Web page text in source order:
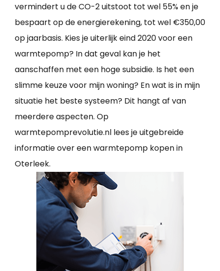
vermindert u de CO-2 uitstoot tot wel 55% en je
bespaart op de energierekening, tot wel €350,00
op jaarbasis. Kies je uiterlijk eind 2020 voor een
warmtepomp? In dat geval kan je het
aanschaffen met een hoge subsidie. Is het een
slimme keuze voor mijn woning? En wat is in mijn
situatie het beste systeem? Dit hangt af van
meerdere aspecten. Op
warmtepomprevolutie.nl lees je uitgebreide
informatie over een warmtepomp kopen in
Oterleek.